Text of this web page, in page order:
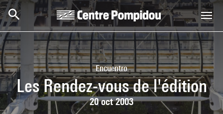
Skip to main content
Centre Pompidou
Encuentro
Les Rendez-vous de l'édition
20 oct 2003